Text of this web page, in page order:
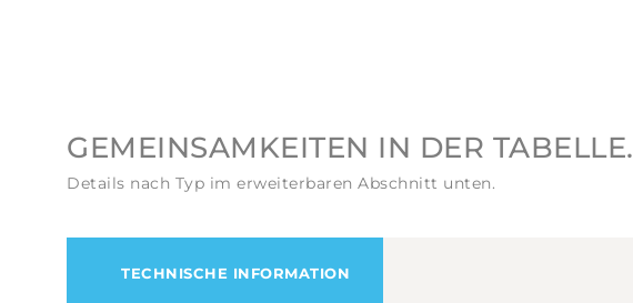
GEMEINSAMKEITEN IN DER TABELLE.
Details nach Typ im erweiterbaren Abschnitt unten.
TECHNISCHE INFORMATION